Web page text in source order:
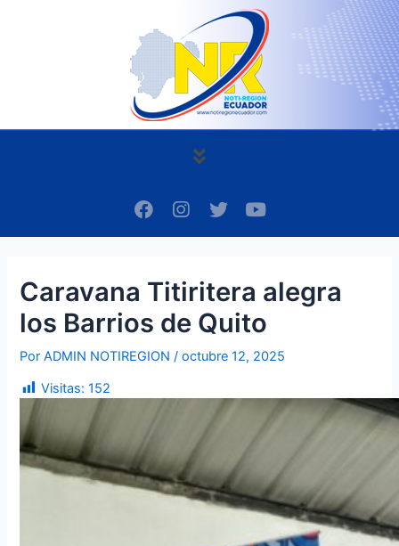
Menú
F
a
c
k
I
n
s
g
a
m
T
w
i
e
Y
o
u
b
Caravana Titiritera alegra
los Barrios de Quito
PorADMIN NOTIREGION/octubre 12, 2025
Visitas: 152